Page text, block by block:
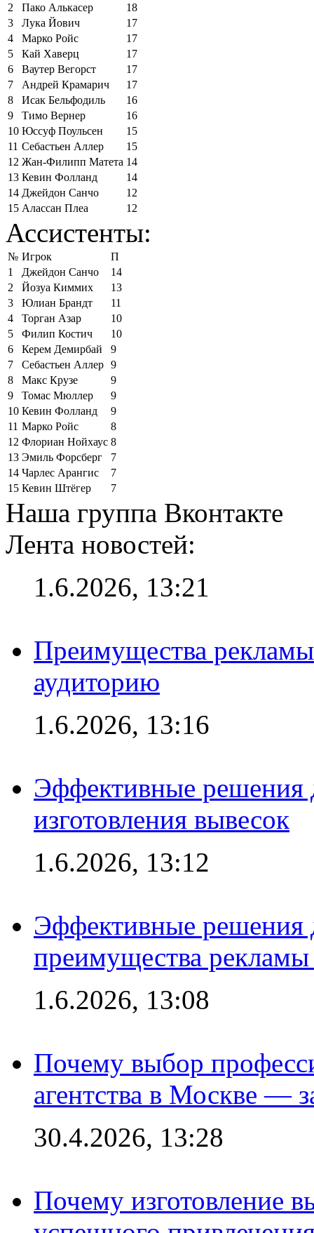
2
Пако Алькасер
18
3
Лука Йович
17
4
Марко Ройс
17
5
Кай Хаверц
17
6
Ваутер Вегорст
17
7
Андрей Крамарич
17
8
Исак Бельфодиль
16
9
Тимо Вернер
16
10 Юссуф Поульсен
15
11 Себастьен Аллер
15
12 Жан-Филипп Матета 14
13 Кевин Фолланд
14
14 Джейдон Санчо
12
15 Алассан Плеа 12
Ассистенты:
№ Игрок
П
1
Джейдон Санчо
14
2
Йозуа Киммих
13
3
Юлиан Брандт
11
4
Торган Азар
10
5
Филип Костич
10
6
Керем Демирбай
9
7
Себастьен Аллер 9
8
Макс Крузе
9
9
Томас Мюллер
9
10 Кевин Фолланд
9
11 Марко Ройс
8
12 Флориан Нойхаус 8
13 Эмиль Форсберг
7
14 Чарлес Арангис
7
15 Кевин Штёгер 7
Наша группа Вконтакте
Лента новостей:
1.6.2026, 13:21
Преимущества
аудиторию
1.6.2026, 13:16
Эффективные решения
изготовления вывесок
1.6.2026, 13:12
Эффективные решения
преимущества рекламы
1.6.2026, 13:08
Почему выбор
агентства в Москве —
30.4.2026, 13:28
Почему изготовление